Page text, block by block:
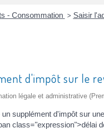
- Consommation > Saisir
d'impôt sur le
légale et administrative
supplément d'impôt sur
class="expression">délai